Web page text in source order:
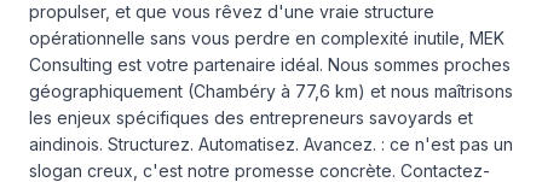
propulser, et que vous rêvez d'une vraie structure
opérationnelle sans vous perdre en complexité inutile, MEK
Consulting est votre partenaire idéal. Nous sommes proches
géographiquement (Chambéry à 77,6 km) et nous maîtrisons
les enjeux spécifiques des entrepreneurs savoyards et
aindinois. Structurez. Automatisez. Avancez. : ce n'est pas un
slogan creux, c'est notre promesse concrète. Contactez-